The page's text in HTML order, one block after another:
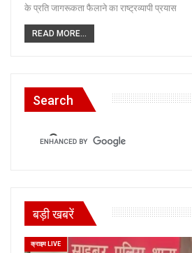
के प्रति जागरूकता फैलाने का राष्ट्रव्यापी प्रयास
READ MORE...
Search
बड़ी खबरें
क्राइम LIVE